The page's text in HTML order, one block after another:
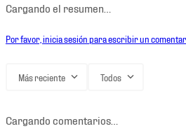
Cargando el resumen…
Por favor, inicia sesión para escribir un
Más reciente Todos
Cargando comentarios…